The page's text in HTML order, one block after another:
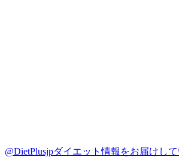
@DietPlusjpダイエット情報をお届けし